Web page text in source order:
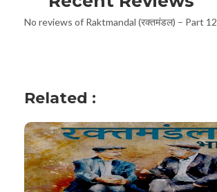
No reviews of Raktmandal (रक्तमंडल) – Part 12
Related :